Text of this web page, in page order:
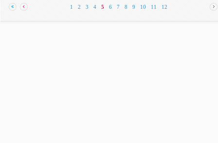
1 2 3 4 5 6 7 8 9 10 11 12